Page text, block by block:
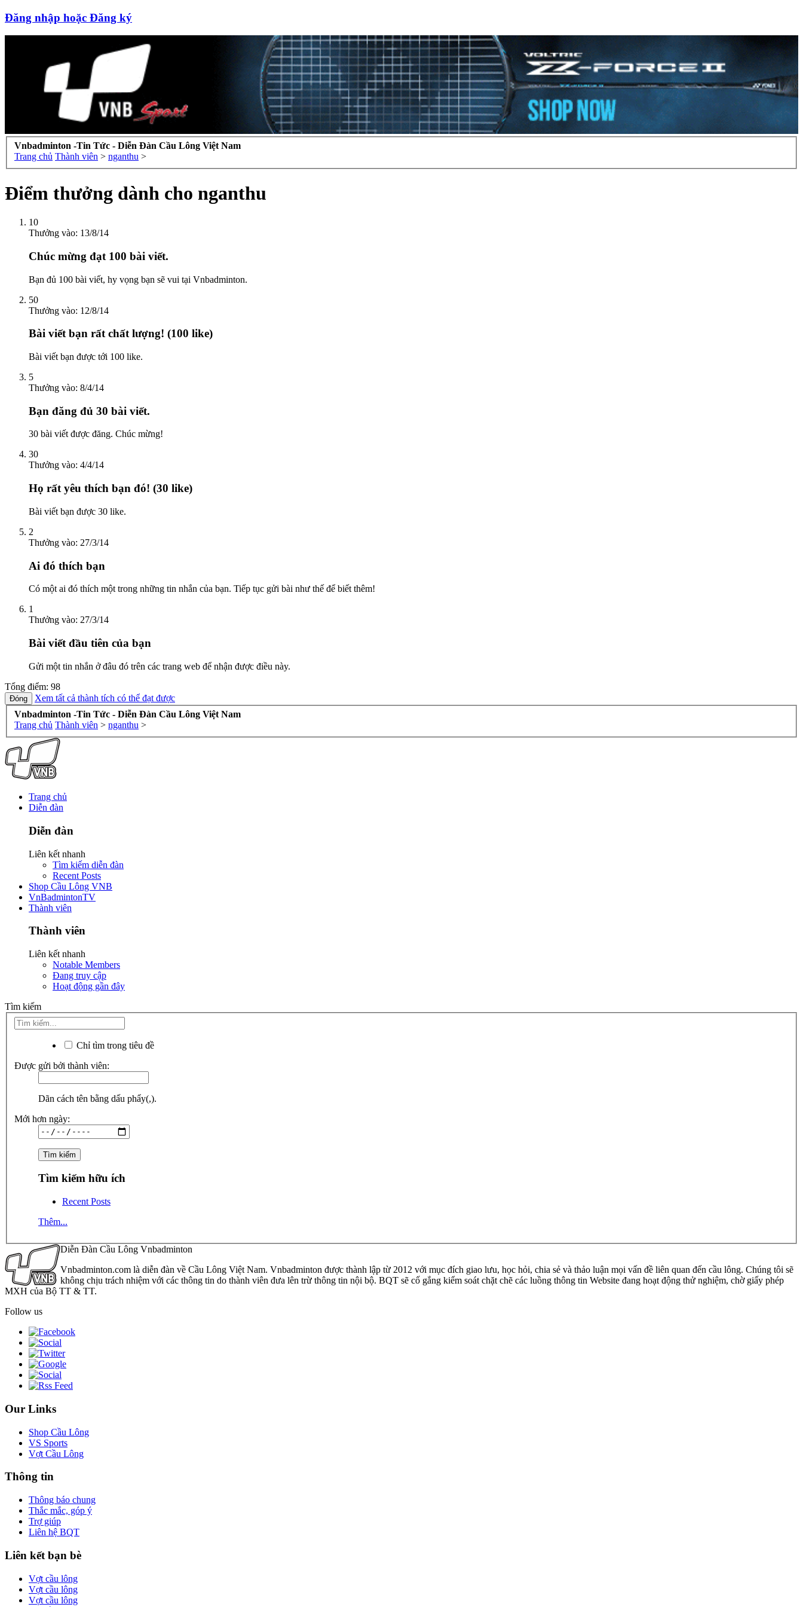
Đăng nhập hoặc Đăng ký
Vnbadminton -Tin Tức - Diễn Đàn Cầu Lông Việt Nam
Trang chủ Thành viên > nganthu >
Điểm thưởng dành cho nganthu
10
Thưởng vào: 13/8/14
Chúc mừng đạt 100 bài viết.
Bạn đủ 100 bài viết, hy vọng bạn sẽ vui tại Vnbadminton.
50
Thưởng vào: 12/8/14
Bài viết bạn rất chất lượng! (100 like)
Bài viết bạn được tới 100 like.
5
Thưởng vào: 8/4/14
Bạn đăng đủ 30 bài viết.
30 bài viết được đăng. Chúc mừng!
30
Thưởng vào: 4/4/14
Họ rất yêu thích bạn đó! (30 like)
Bài viết bạn được 30 like.
2
Thưởng vào: 27/3/14
Ai đó thích bạn
Có một ai đó thích một trong những tin nhắn của bạn. Tiếp tục gửi bài như thế để biết thêm!
1
Thưởng vào: 27/3/14
Bài viết đầu tiên của bạn
Gửi một tin nhắn ở đâu đó trên các trang web để nhận được điều này.
Tổng điểm: 98
Xem tất cả thành tích có thể đạt được
Vnbadminton -Tin Tức - Diễn Đàn Cầu Lông Việt Nam
Trang chủ Thành viên > nganthu >
Trang chủ
Diễn đàn
Diễn đàn
Liên kết nhanh
Tìm kiếm diễn đàn
Recent Posts
Shop Cầu Lông VNB
VnBadmintonTV
Thành viên
Thành viên
Liên kết nhanh
Notable Members
Đang truy cập
Hoạt động gần đây
Tìm kiếm
Chỉ tìm trong tiêu đề
Được gửi bởi thành viên:
Dãn cách tên bằng dấu phẩy(,).
Mới hơn ngày:
Tìm kiếm hữu ích
Recent Posts
Thêm...
Diễn Đàn Cầu Lông Vnbadminton
Vnbadminton.com là diễn đàn về Cầu Lông Việt Nam. Vnbadminton được thành lập từ 2012 với mục đích giao lưu, học hỏi, chia sẻ và thảo luận mọi vấn đề liên quan đến cầu lông. Chúng tôi sẽ
không chịu trách nhiệm với các thông tin do thành viên đưa lên trừ thông tin nội bộ. BQT sẽ cố gắng kiểm soát chặt chẽ các luồng thông tin Website đang hoạt động thử nghiệm, chờ giấy phép
MXH của Bộ TT & TT.
Follow us
Our Links
Shop Cầu Lông
VS Sports
Vợt Cầu Lông
Thông tin
Thông báo chung
Thắc mắc, góp ý
Trợ giúp
Liên hệ BQT
Liên kết bạn bè
Vợt cầu lông
Vợt cầu lông
Vợt cầu lông